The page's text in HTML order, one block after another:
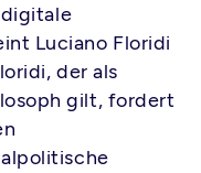
Luciano Floridi
der als
gilt, fordert